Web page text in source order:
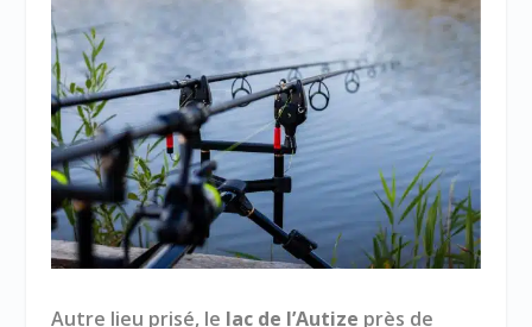
Autre lieu prisé, le lac de l’Autize près de